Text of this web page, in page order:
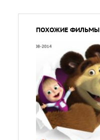
ПОХОЖИЕ ФИЛЬМЫ